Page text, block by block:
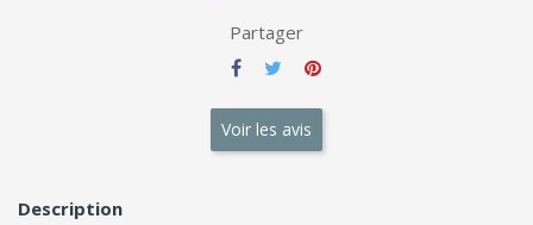
Partager
Voir les avis
Description